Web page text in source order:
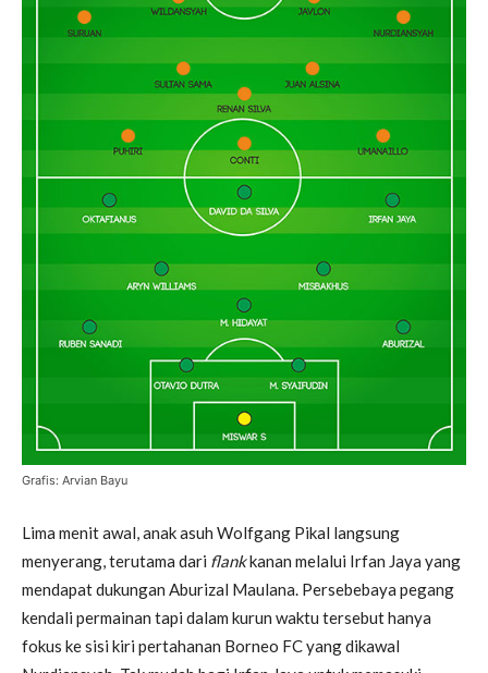
Grafis: Arvian Bayu
Lima menit awal, anak asuh Wolfgang Pikal langsung
menyerang, terutama dari flankkanan melalui Irfan Jaya yang
mendapat dukungan Aburizal Maulana. Persebebaya pegang
kendali permainan tapi dalam kurun waktu tersebut hanya
fokus ke sisi kiri pertahanan Borneo FC yang dikawal